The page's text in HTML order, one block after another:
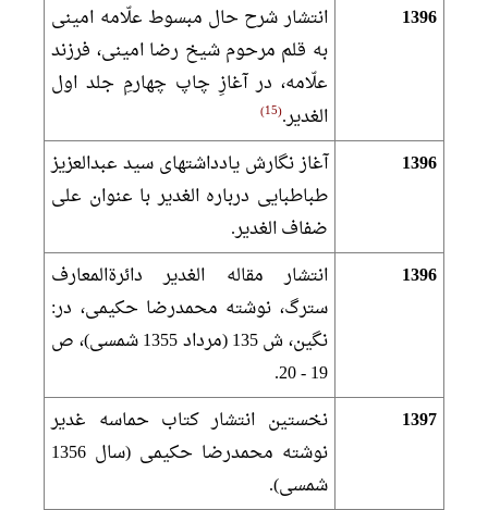
1396
انتشار شرح حال مبسوط علّامه امينى
به قلم مرحوم شيخ رضا امينى، فرزند
علّامه، در آغازِ چاپ چهارمِ جلد اول
الغدير. 15
1396
آغاز نگارش يادداشت‏هاى سيد عبدالعزيز
طباطبايى درباره الغدير با عنوان على‏
ضفاف الغدير.
1396
انتشار مقاله الغدير دائرةالمعارف
سترگ، نوشته محمدرضا حكيمى، در:
نگين، ش 135 (مرداد 1355 شمسى)، ص
19 - 20.
1397
نخستين انتشار كتاب حماسه غدير
نوشته محمدرضا حكيمى (سال 1356
شمسى).